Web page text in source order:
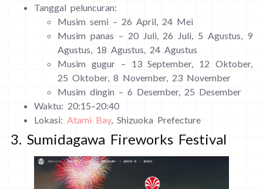
Tanggal peluncuran:
Musim semi – 26 April, 24 Mei
Musim panas – 20 Juli, 26 Juli, 5 Agustus, 9
Agustus, 18 Agustus, 24 Agustus
Musim gugur – 13 September, 12 Oktober,
25 Oktober, 8 November, 23 November
Musim dingin – 6 Desember, 25 Desember
Waktu: 20:15–20:40
Lokasi: Atami Bay, Shizuoka Prefecture
3. Sumidagawa Fireworks Festival